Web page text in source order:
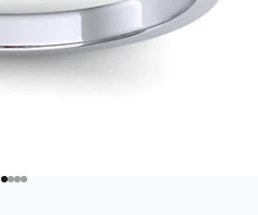
Mergi la articolul 1
Mergi la articolul 2
Mergi la articolul 3
Mergi la articolul 4